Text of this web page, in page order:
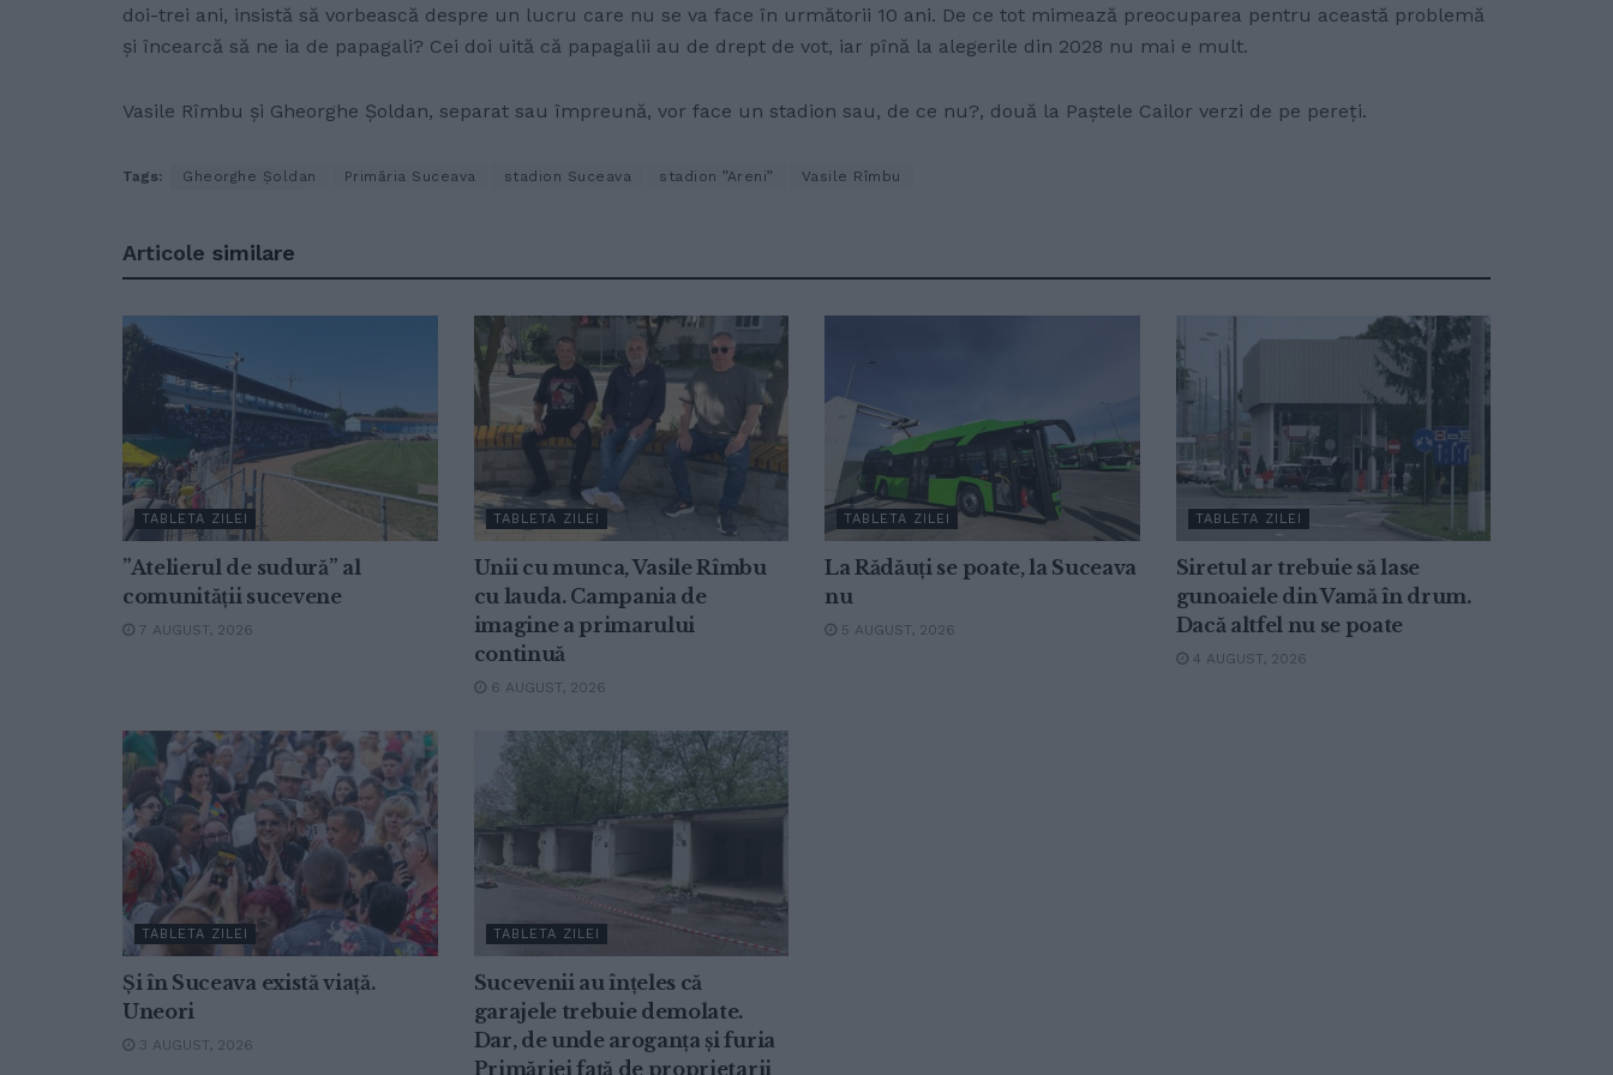
doi-trei ani, insistă să vorbească despre un lucru care nu se va face în următorii 10 ani. De ce tot mimează preocuparea pentru această problemă
și încearcă să ne ia de papagali? Cei doi uită că papagalii au de drept de vot, iar pînă la alegerile din 2028 nu mai e mult.
Vasile Rîmbu și Gheorghe Șoldan, separat sau împreună, vor face un stadion sau, de ce nu?, două la Paștele Cailor verzi de pe pereți.
Tags: Gheorghe Șoldan Primăria Suceava stadion Suceava stadion ”Areni” Vasile Rîmbu
Articole similare
TABLETA ZILEI
”Atelierul de sudură” al
comunității sucevene
7 AUGUST, 2026
TABLETA ZILEI
Unii cu munca, Vasile Rîmbu
cu lauda. Campania de
imagine a primarului
continuă
6 AUGUST, 2026
TABLETA ZILEI
La Rădăuți se poate, la Suceava
nu
5 AUGUST, 2026
TABLETA ZILEI
Siretul ar trebuie să lase
gunoaiele din Vamă în drum.
Dacă altfel nu se poate
4 AUGUST, 2026
TABLETA ZILEI
Și în Suceava există viață.
Uneori
3 AUGUST, 2026
TABLETA ZILEI
Sucevenii au înțeles că
garajele trebuie demolate.
Dar, de unde aroganța și furia
Primăriei față de proprietarii